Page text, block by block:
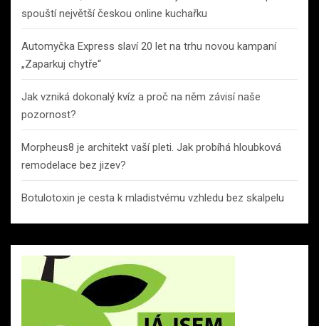
spouští největší českou online kuchařku
Automyčka Express slaví 20 let na trhu novou kampaní
„Zaparkuj chytře“
Jak vzniká dokonalý kvíz a proč na něm závisí naše
pozornost?
Morpheus8 je architekt vaší pleti. Jak probíhá hloubková
remodelace bez jizev?
Botulotoxin je cesta k mladistvému vzhledu bez skalpelu